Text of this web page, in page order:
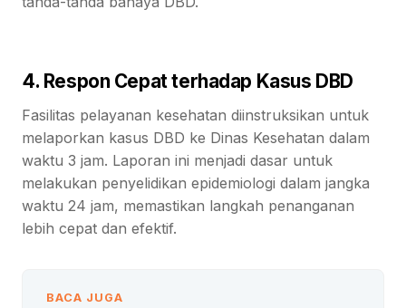
4. Respon Cepat terhadap Kasus DBD
Fasilitas pelayanan kesehatan diinstruksikan untuk
melaporkan kasus DBD ke Dinas Kesehatan dalam
waktu 3 jam. Laporan ini menjadi dasar untuk
melakukan penyelidikan epidemiologi dalam jangka
waktu 24 jam, memastikan langkah penanganan
lebih cepat dan efektif.
BACA JUGA